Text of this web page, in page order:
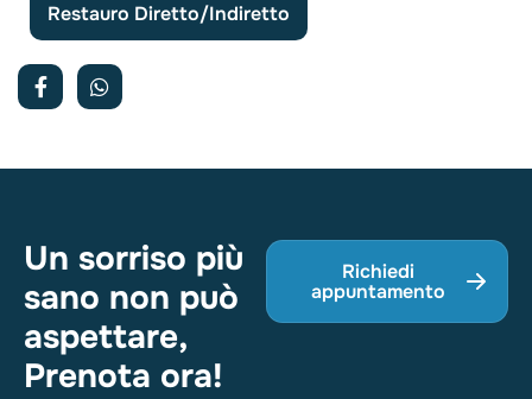
Restauro Diretto/indiretto
Un sorriso più
sano non può
aspettare,
Prenota ora!
Richiedi
appuntamento